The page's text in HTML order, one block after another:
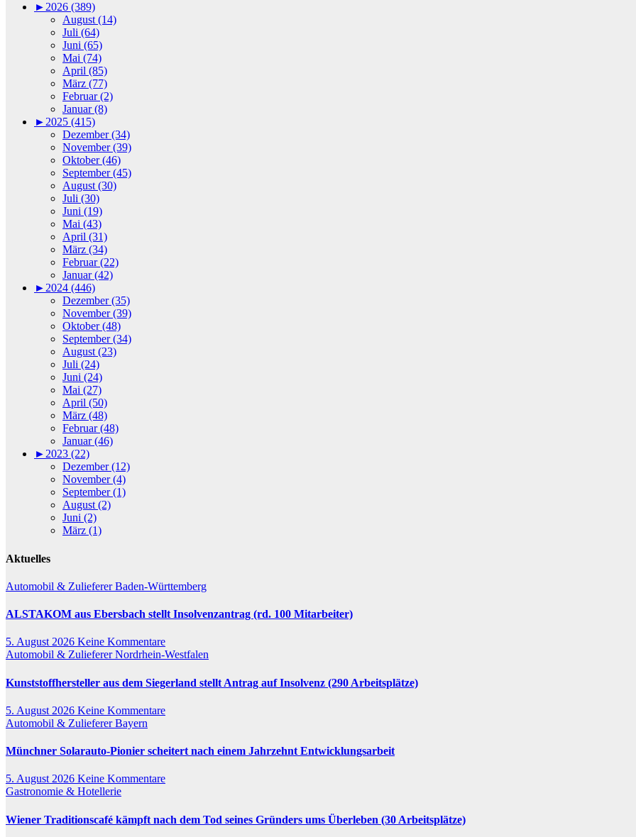
► 2026 (389)
August (14)
Juli (64)
Juni (65)
Mai (74)
April (85)
März (77)
Februar (2)
Januar (8)
► 2025 (415)
Dezember (34)
November (39)
Oktober (46)
September (45)
August (30)
Juli (30)
Juni (19)
Mai (43)
April (31)
März (34)
Februar (22)
Januar (42)
► 2024 (446)
Dezember (35)
November (39)
Oktober (48)
September (34)
August (23)
Juli (24)
Juni (24)
Mai (27)
April (50)
März (48)
Februar (48)
Januar (46)
► 2023 (22)
Dezember (12)
November (4)
September (1)
August (2)
Juni (2)
März (1)
Aktuelles
Automobil & ZuliefererBaden-Württemberg
ALSTAKOM aus Ebersbach stellt Insolvenzantrag (rd. 100 Mitarbeiter)
5. August 2026 Keine Kommentare
Automobil & ZuliefererNordrhein-Westfalen
Kunststoffhersteller aus dem Siegerland stellt Antrag auf Insolvenz (290 Arbeitsplätze)
5. August 2026 Keine Kommentare
Automobil & ZuliefererBayern
Münchner Solarauto-Pionier scheitert nach einem Jahrzehnt Entwicklungsarbeit
5. August 2026 Keine Kommentare
Gastronomie & Hotellerie
Wiener Traditionscafé kämpft nach dem Tod seines Gründers ums Überleben (30 Arbeitsplätze)